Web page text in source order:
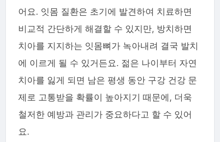
어요. 잇몸 질환은 초기에 발견하여 치료하면
비교적 간단하게 해결할 수 있지만, 방치하면
치아를 지지하는 잇몸뼈가 녹아내려 결국 발치
에 이르게 될 수 있거든요. 젊은 나이부터 자연
치아를 잃게 되면 남은 평생 동안 구강 건강 문
제로 고통받을 확률이 높아지기 때문에, 더욱
철저한 예방과 관리가 중요하다고 할 수 있어
요.